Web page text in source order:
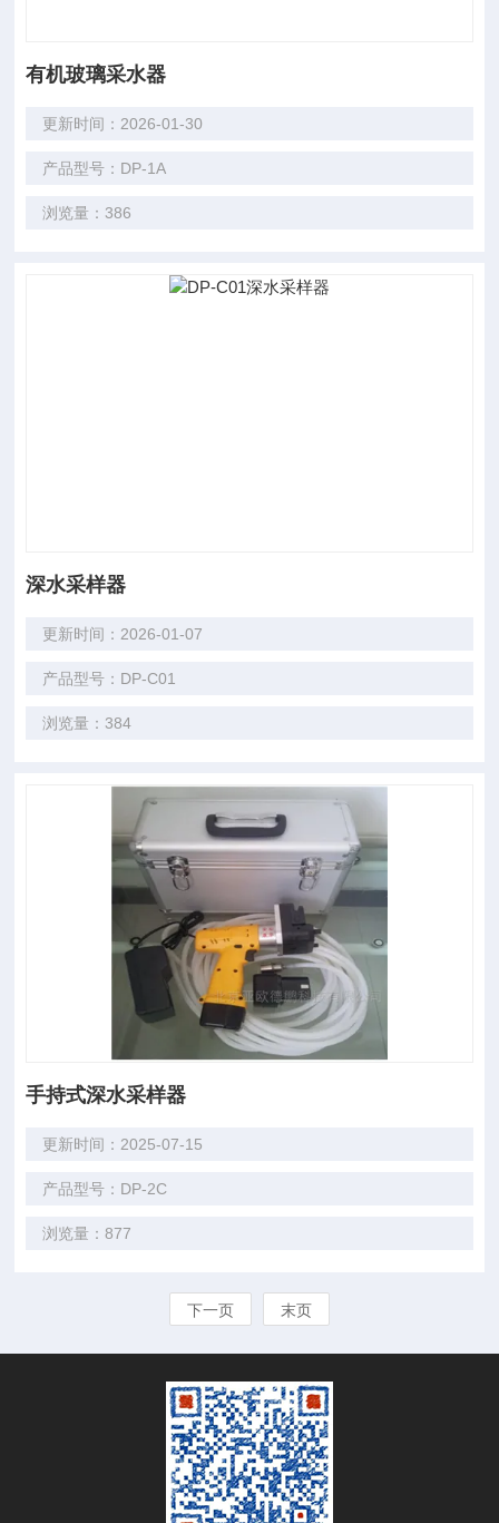
有机玻璃采水器
更新时间：2026-01-30
产品型号：DP-1A
浏览量：386
深水采样器
更新时间：2026-01-07
产品型号：DP-C01
浏览量：384
手持式深水采样器
更新时间：2025-07-15
产品型号：DP-2C
浏览量：877
下一页 末页